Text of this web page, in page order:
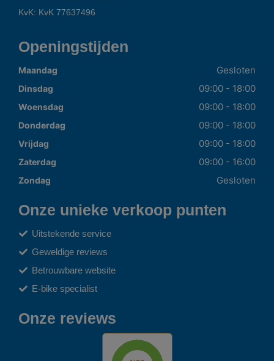
KvK: KvK 77637496
Openingstijden
Maandag Gesloten
Dinsdag 09:00 - 18:00
Woensdag 09:00 - 18:00
Donderdag 09:00 - 18:00
Vrijdag 09:00 - 18:00
Zaterdag 09:00 - 16:00
Zondag Gesloten
Onze unieke verkoop punten
Uitstekende service
Geweldige reviews
Betrouwbare website
E-bike specialist
Onze reviews